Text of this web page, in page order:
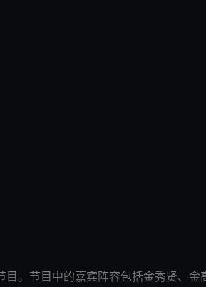
节目中的嘉宾阵容包括金秀贤、金